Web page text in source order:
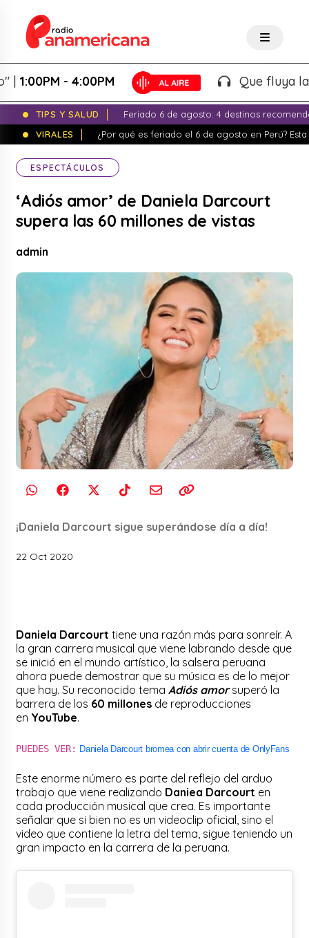
- 4:00PM Que fluya la
TIPS Y SALUD
Feriado 6 de agosto: 4 destinos
VIRALES
¿Por qué es feriado el 6 de agosto en Perú?
ESPECTÁCULOS
‘Adiós amor’ de Daniela Darcourt
supera las 60 millones de vistas
admin
¡Daniela Darcourt sigue superándose día a día!
22 Oct 2020
Daniela Darcourt tiene una razón más para sonreír. A
la gran carrera musical que viene labrando desde que
se inició en el mundo artístico, la salsera peruana
ahora puede demostrar que su música es de lo mejor
que hay. Su reconocido temaAdiós amorsuperó la
barrera de los 60 millones de reproducciones
en YouTube.
PUEDES VER: Daniela Darcourt bromea con abrir cuenta de OnlyFans
Este enorme número es parte del reflejo del arduo
trabajo que viene realizando Daniea Darcourt en
cada producción musical que crea. Es importante
señalar que si bien no es un videoclip oficial, sino el
video que contiene la letra del tema, sigue teniendo un
gran impacto en la carrera de la peruana.